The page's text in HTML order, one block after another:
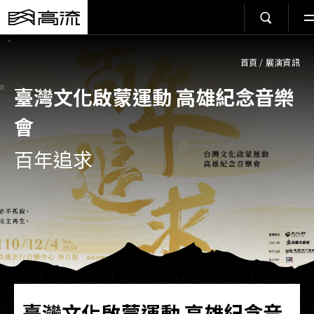
首頁 / 展演資訊
臺灣文化啟蒙運動 高雄紀念音樂
會
百年追求